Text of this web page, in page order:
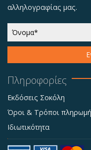
αλληλογραφίας μας.
Πληροφορίες
Εκδόσεις Σοκόλη
Όροι & Τρόποι
Ιδιωτικότητα